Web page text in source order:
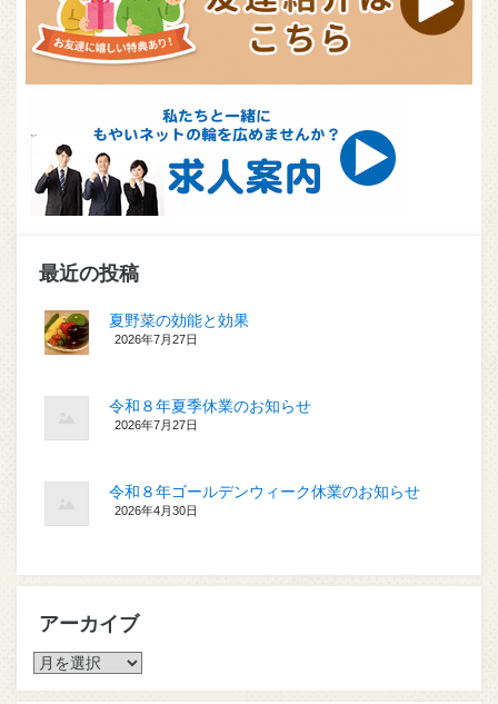
最近の投稿
夏野菜の効能と効果
2026年7月27日
令和８年夏季休業のお知らせ
2026年7月27日
令和８年ゴールデンウィーク休業のお知らせ
2026年4月30日
アーカイブ
ア